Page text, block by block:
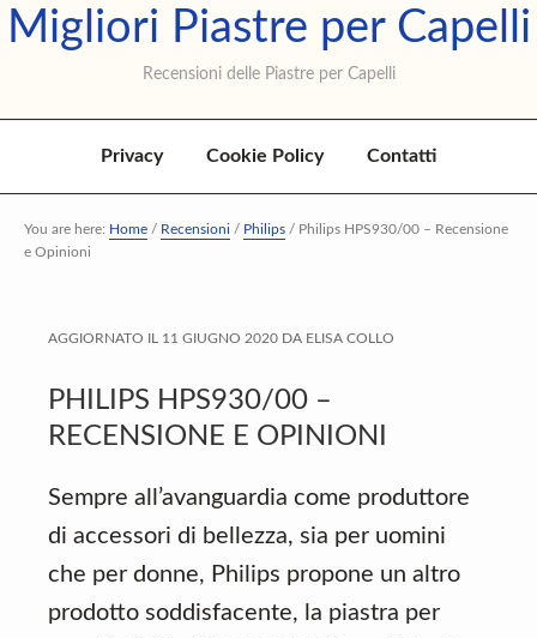
Skip
Skip
Skip
Migliori Piastre per Capelli
Recensioni delle Piastre per Capelli
Privacy Cookie Policy Contatti
You are here: Home / Recensioni / Philips / Philips HPS930/00 – Recensione
e Opinioni
AGGIORNATO IL 11 GIUGNO 2020 DA ELISA COLLO
PHILIPS HPS930/00 –
RECENSIONE E OPINIONI
Sempre all’avanguardia come produttore
di accessori di bellezza, sia per uomini
che per donne, Philips propone un altro
prodotto soddisfacente, la piastra per